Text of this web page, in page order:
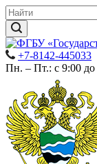
+7-8142-445033
Пн. – Пт.: с 9:00 до